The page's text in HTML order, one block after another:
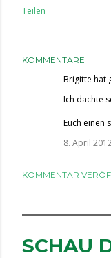
Teilen
KOMMENTARE
Brigitte hat
Ich dachte
Euch einen
8. April
KOMMENTAR
SCHAU